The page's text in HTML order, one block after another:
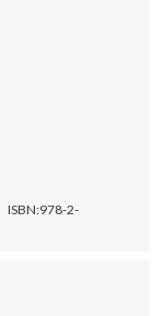
ISBN:978-2-